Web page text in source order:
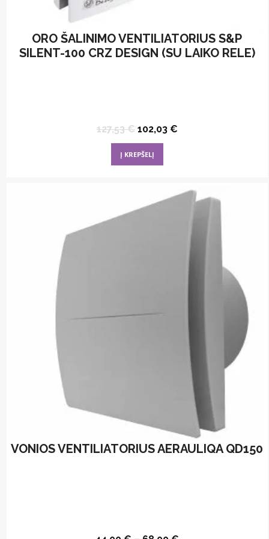
ORO ŠALINIMO VENTILIATORIUS S&P
SILENT-100 CRZ DESIGN (SU LAIKO RELE)
127,53€ Original
was:
127,53 €.
102,03 €Current
Į KREPŠELĮ
VONIOS VENTILIATORIUS AERAULIQA QD150